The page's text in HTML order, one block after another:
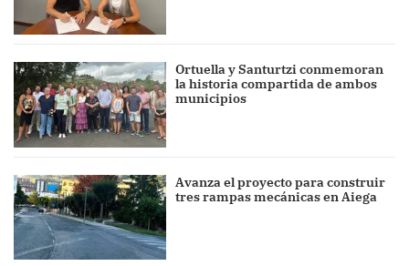
Ortuella y Santurtzi conmemoran
la historia compartida de ambos
municipios
Avanza el proyecto para construir
tres rampas mecánicas en Aiega